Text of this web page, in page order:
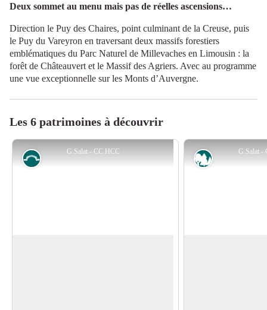
Deux sommet au menu mais pas de réelles ascensions…
Direction le Puy des Chaires, point culminant de la Creuse, puis
le Puy du Vareyron en traversant deux massifs forestiers
emblématiques du Parc Naturel de Millevaches en Limousin : la
forêt de Châteauvert et le Massif des Agriers. Avec au programme
une vue exceptionnelle sur les Monts d’Auvergne.
Les 6 patrimoines à découvrir
G.Salat - CC HCC
Petit patrimoine
G.Salat -
Sylviculture